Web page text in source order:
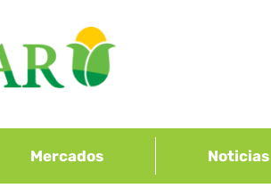
Mercados Noticias